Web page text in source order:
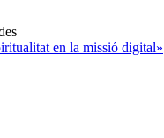
en la missió digital»